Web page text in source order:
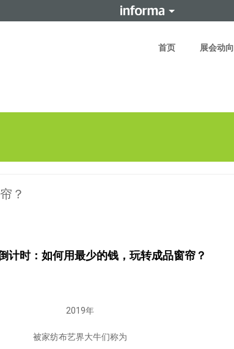
首页 展会动向
？
计时：如何用最少的钱，玩转成品窗帘？
2019年
被家纺布艺界大牛们称为